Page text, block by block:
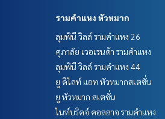
รามคำแหง หัวหมาก
ลุมพินี วิลล์ รามคำแหง 26
ศุภาลัย เวอเรนด้า รามคำแหง
ลุมพินี วิลล์ รามคำแหง 44
ยู ดีไลท์ แอท หัวหมากสเตชั่น
ยู หัวหมาก สเตชั่น
ไนท์บริดจ์ คอลลาจ รามคำแหง